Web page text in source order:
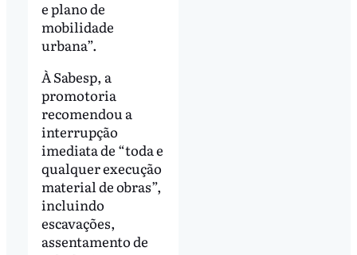
e plano de
mobilidade
urbana”.
À Sabesp, a
promotoria
recomendou a
interrupção
imediata de “toda e
qualquer execução
material de obras”,
incluindo
escavações,
assentamento de